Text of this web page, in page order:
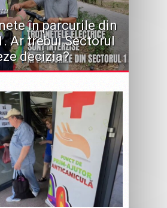
în parcurile din
Ar trebui Sectorul
decizia?